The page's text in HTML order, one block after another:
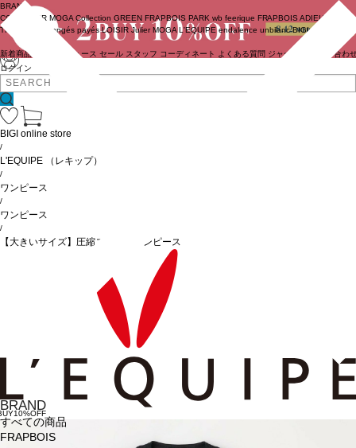
ログイン
BRAND
COUTURIER MOGA Collection GREEN FRAPBOIS PARK wb feerique FRAPBOIS ADIEU
TRISTESSE
congés payés LOISIR Julier MOGA L'EQUIPE endalence unbilanc BIGI online store
新着商品 ニュース セール スタッフ コーディネート よくある質問 ジャーナル お問い合わ
BRAND
すべての商品
FRAPBOIS
BIGI online store
/
L'EQUIPE （レキップ）
/
ワンピース
/
ワンピース
/
【大きいサイズ】圧縮スムースワンピース